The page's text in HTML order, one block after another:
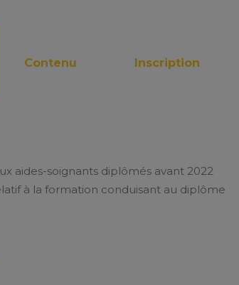
Contenu Inscription
aides-soignants diplômés avant 2022
à la formation conduisant au diplôme